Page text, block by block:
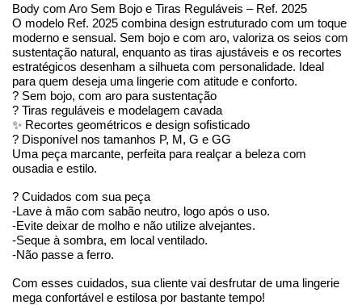
Body com Aro Sem Bojo e Tiras Reguláveis – Ref. 2025
O modelo Ref. 2025 combina design estruturado com um toque
moderno e sensual. Sem bojo e com aro, valoriza os seios com
sustentação natural, enquanto as tiras ajustáveis e os recortes
estratégicos desenham a silhueta com personalidade. Ideal
para quem deseja uma lingerie com atitude e conforto.
? Sem bojo, com aro para sustentação
? Tiras reguláveis e modelagem cavada
✨ Recortes geométricos e design sofisticado
? Disponível nos tamanhos P, M, G e GG
Uma peça marcante, perfeita para realçar a beleza com
ousadia e estilo.
? Cuidados com sua peça
-Lave à mão com sabão neutro, logo após o uso.
-Evite deixar de molho e não utilize alvejantes.
-Seque à sombra, em local ventilado.
-Não passe a ferro.
Com esses cuidados, sua cliente vai desfrutar de uma lingerie
mega confortável e estilosa por bastante tempo!